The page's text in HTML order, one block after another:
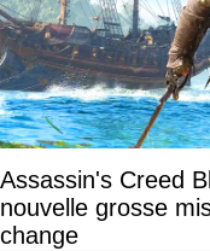
Assassin's Creed
nouvelle grosse
change